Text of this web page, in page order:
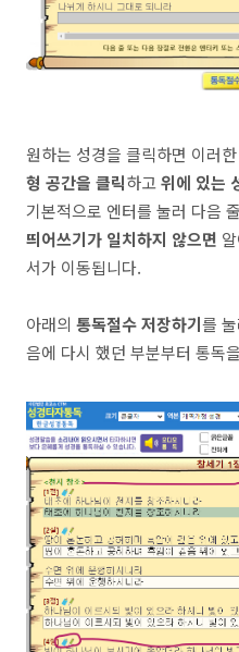
원하는 성경을 클릭하면 이러
형 공간을 클릭하고위에 있는
기본적으로 엔터를 눌러 다음
띄어쓰기가 일치하지 않으면
서가 이동됩니다.
아래의 통독절수 저장하기를
음에 다시 했던 부분부터 통독